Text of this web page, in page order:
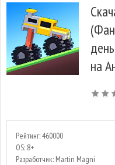
на
Рейтинг: 460000
OS: 8+
Разработчик: Martin Magni